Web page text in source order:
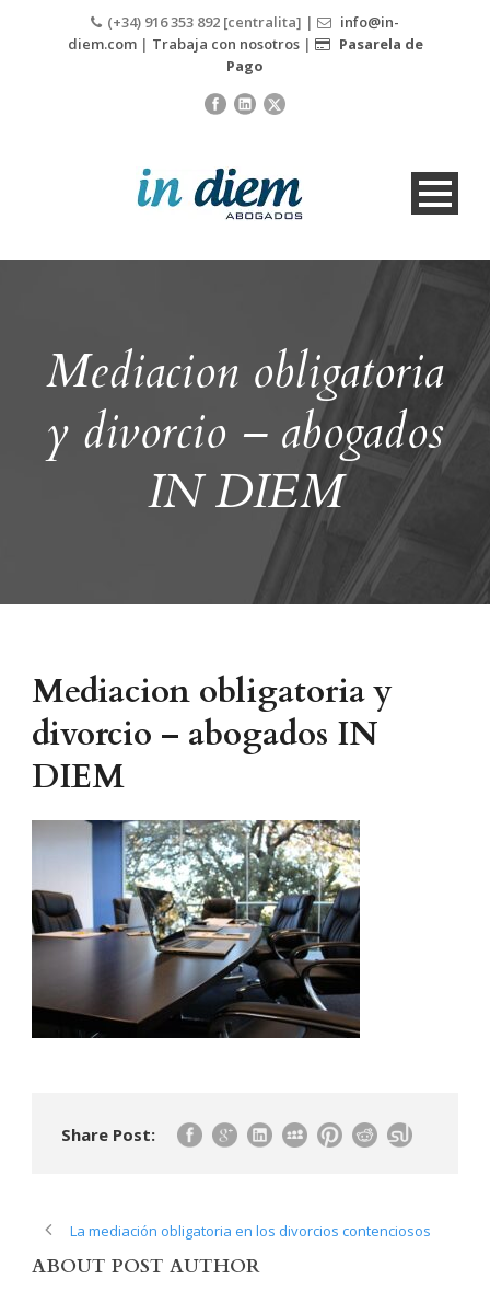
(+34) 916 353 892 [centralita] |
info@in-
diem.com| Trabaja con nosotros|
Pasarela de
Pago
Mediacion obligatoria
y divorcio – abogados
IN DIEM
Mediacion obligatoria y
divorcio – abogados IN
DIEM
Share Post:
La mediación obligatoria en los divorcios contenciosos
ABOUT POST AUTHOR